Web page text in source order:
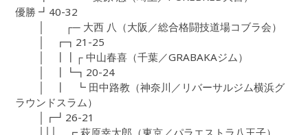
優勝 ┛40-32
│ ┌─ 大西 八（大阪／総合格闘技道場コブラ会）
│ ┏┓21-25
│ ┃┃┌ 中山春喜（千葉／GRABAKAジム）
│ ┃┗┓20-24
│ ┃ ┗ 田中路教（神奈川／リバーサルジム横浜グ
ラウンドスラム）
│┏┛26-21